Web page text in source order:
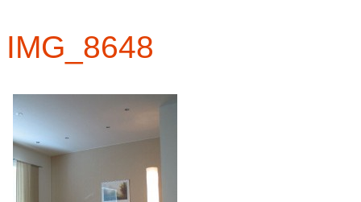
IMG_8648